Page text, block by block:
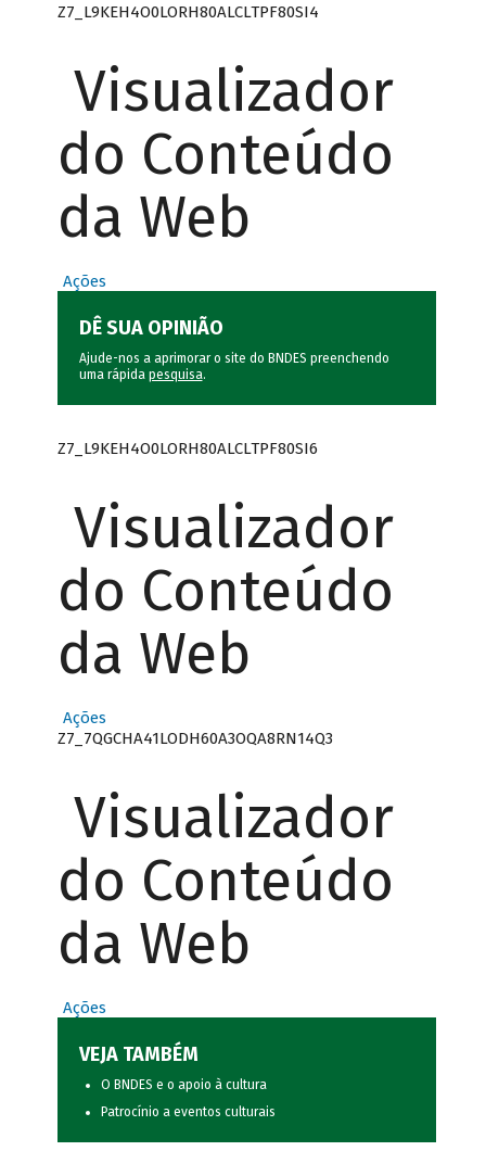
Z7_L9KEH4O0LORH80ALCLTPF80SI4
Visualizador
do Conteúdo
da Web
Ações
DÊ SUA OPINIÃO
Ajude-nos a aprimorar o site do BNDES preenchendo
uma rápida pesquisa.
Z7_L9KEH4O0LORH80ALCLTPF80SI6
Visualizador
do Conteúdo
da Web
Ações
Z7_7QGCHA41LODH60A3OQA8RN14Q3
Visualizador
do Conteúdo
da Web
Ações
VEJA TAMBÉM
O BNDES e o apoio à cultura
Patrocínio a eventos culturais